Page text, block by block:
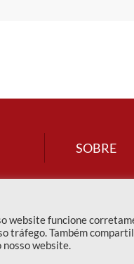
SOBRE
website funcione
tráfego. Também
nosso website.